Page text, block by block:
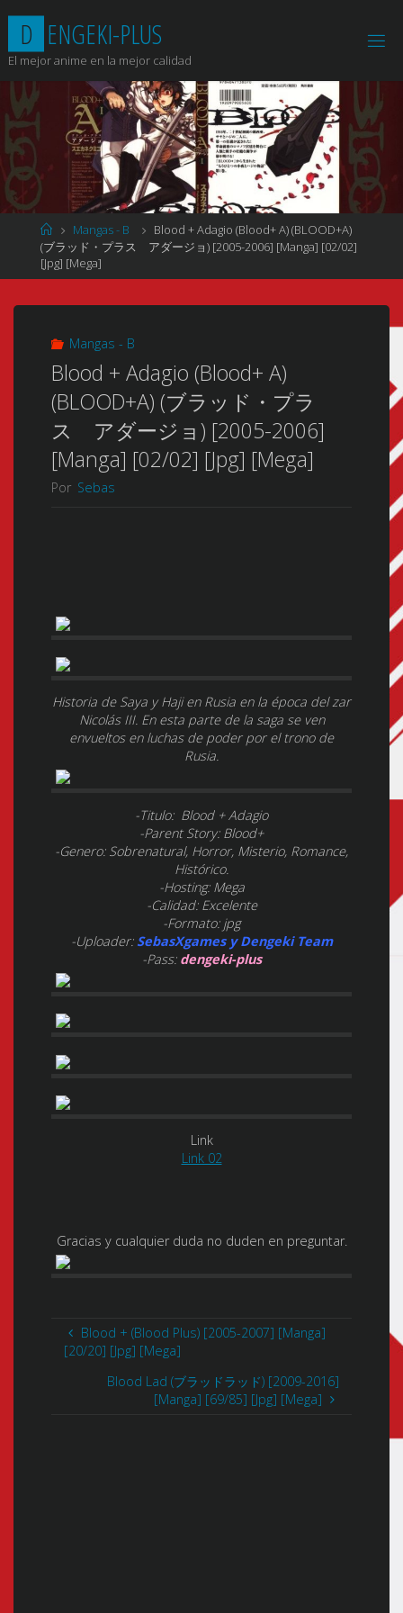
contenido
D ENGEKI-PLUS
El mejor anime en la mejor calidad
Página
de
Inicio
Mangas - B
Blood + Adagio (Blood+ A) (BLOOD+A)
(ブラッド・プラス アダージョ) [2005-2006] [Manga] [02/02]
[Jpg] [Mega]
Mangas - B
Blood + Adagio (Blood+ A)
(BLOOD+A) (ブラッド・プラ
ス アダージョ) [2005-2006]
[Manga] [02/02] [Jpg] [Mega]
Por Sebas
Historia de Saya y Haji en Rusia en la época del zar
Nicolás III. En esta parte de la saga se ven
envueltos en luchas de poder por el trono de
Rusia.
-Titulo: Blood + Adagio
-Parent Story: Blood+
-Genero: Sobrenatural, Horror, Misterio, Romance,
Histórico.
-Hosting: Mega
-Calidad: Excelente
-Formato: jpg
-Uploader: SebasXgames y Dengeki Team
-Pass: dengeki-plus
Link
Link 02
Gracias y cualquier duda no duden en preguntar.
Blood + (Blood Plus) [2005-2007] [Manga]
[20/20] [Jpg] [Mega]
Blood Lad (ブラッドラッド) [2009-2016]
[Manga] [69/85] [Jpg] [Mega]